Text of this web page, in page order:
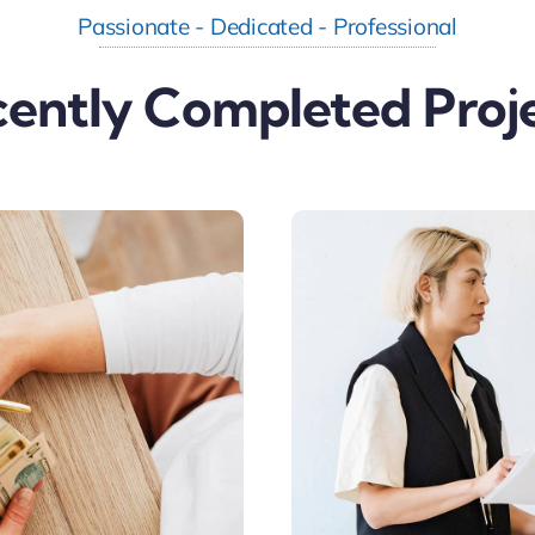
Passionate - Dedicated - Professional
Completed